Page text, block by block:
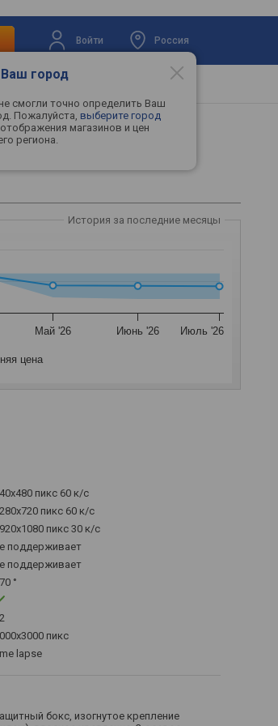
Войти Россия
город
смогли точно определить Ваш
Пожалуйста, выберите город
магазинов и цен
региона.
Телевизоры
История за последние месяцы
цена
Май '26 Июнь '26 Июль '26
пикс 60 к/с
пикс 60 к/с
пикс 30 к/с
поддерживает
поддерживает
°
пикс
lapse
бокс, изогнутое крепление